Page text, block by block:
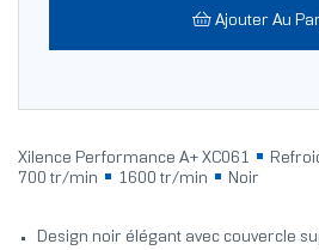
Ajouter Au
Xilence Performance A+ XC061
700 tr/min
1600 tr/min Noir
Design noir élégant avec couvercle